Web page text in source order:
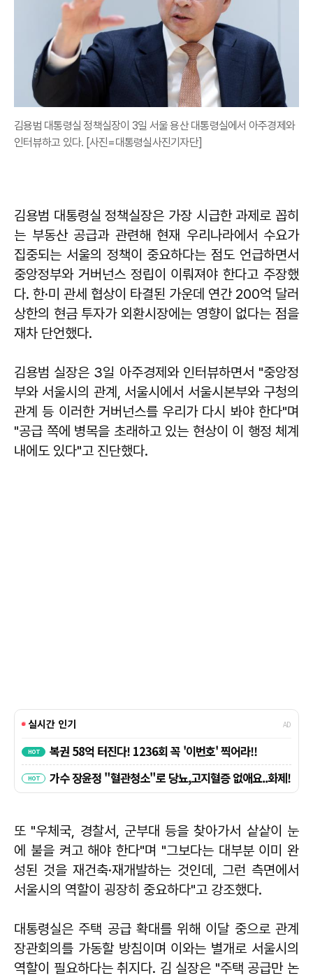
김용범 대통령실 정책실장이 3일 서울 용산 대통령실에서 아주경제와
인터뷰하고 있다. [사진=대통령실사진기자단]
김용범 대통령실 정책실장은 가장 시급한 과제로 꼽히
는 부동산 공급과 관련해 현재 우리나라에서 수요가
집중되는 서울의 정책이 중요하다는 점도 언급하면서
중앙정부와 거버넌스 정립이 이뤄져야 한다고 주장했
다. 한·미 관세 협상이 타결된 가운데 연간 200억 달러
상한의 현금 투자가 외환시장에는 영향이 없다는 점을
재차 단언했다.
김용범 실장은 3일 아주경제와 인터뷰하면서 "중앙정
부와 서울시의 관계, 서울시에서 서울시본부와 구청의
관계 등 이러한 거버넌스를 우리가 다시 봐야 한다"며
"공급 쪽에 병목을 초래하고 있는 현상이 이 행정 체계
내에도 있다"고 진단했다.
또 "우체국, 경찰서, 군부대 등을 찾아가서 샅샅이 눈
에 불을 켜고 해야 한다"며 "그보다는 대부분 이미 완
성된 것을 재건축·재개발하는 것인데, 그런 측면에서
서울시의 역할이 굉장히 중요하다"고 강조했다.
대통령실은 주택 공급 확대를 위해 이달 중으로 관계
장관회의를 가동할 방침이며 이와는 별개로 서울시의
역할이 필요하다는 취지다. 김 실장은 "주택 공급만 논